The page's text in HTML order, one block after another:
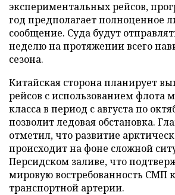
экспериментальных рейсов,
год предполагает полноценное
сообщение. Суда будут
неделю на протяжении всего
сезона.
Китайская сторона планирует
рейсов с использованием флота
класса в период с августа по
позволит ледовая обстановка.
отметил, что развитие
происходит на фоне сложной
Персидском заливе, что
мировую востребованность СМП
транспортной артерии.